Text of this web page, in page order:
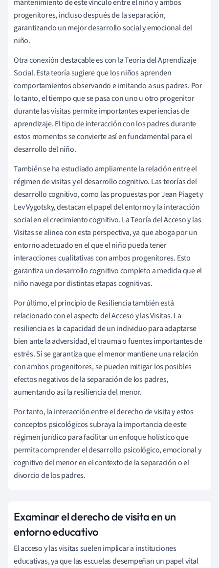
mantenimiento de este vínculo entre el niño y ambos
progenitores, incluso después de la separación,
garantizando un mejor desarrollo social y emocional del
niño.
Otra conexión destacable es con la Teoría del Aprendizaje
Social. Esta teoría sugiere que los niños aprenden
comportamientos observando e imitando a sus padres. Por
lo tanto, el tiempo que se pasa con uno u otro progenitor
durante las visitas permite importantes experiencias de
aprendizaje. El tipo de interacción con los padres durante
estos momentos se convierte así en fundamental para el
desarrollo del niño.
También se ha estudiado ampliamente la relación entre el
régimen de visitas y el desarrollo cognitivo. Las teorías del
desarrollo cognitivo, como las propuestas por Jean Piaget y
Lev Vygotsky, destacan el papel del entorno y la interacción
social en el crecimiento cognitivo. La Teoría del Acceso y las
Visitas se alinea con esta perspectiva, ya que aboga por un
entorno adecuado en el que el niño pueda tener
interacciones cualitativas con ambos progenitores. Esto
garantiza un desarrollo cognitivo completo a medida que el
niño navega por distintas etapas cognitivas.
Por último, el principio de Resiliencia también está
relacionado con el aspecto del Acceso y las Visitas. La
resiliencia es la capacidad de un individuo para adaptarse
bien ante la adversidad, el trauma o fuentes importantes de
estrés. Si se garantiza que el menor mantiene una relación
con ambos progenitores, se pueden mitigar los posibles
efectos negativos de la separación de los padres,
aumentando así la resiliencia del menor.
Por tanto, la interacción entre el derecho de visita y estos
conceptos psicológicos subraya la importancia de este
régimen jurídico para facilitar un enfoque holístico que
permita comprender el desarrollo psicológico, emocional y
cognitivo del menor en el contexto de la separación o el
divorcio de los padres.
Examinar el derecho de visita en un
entorno educativo
El acceso y las visitas suelen implicar a instituciones
educativas, ya que las escuelas desempeñan un papel vital